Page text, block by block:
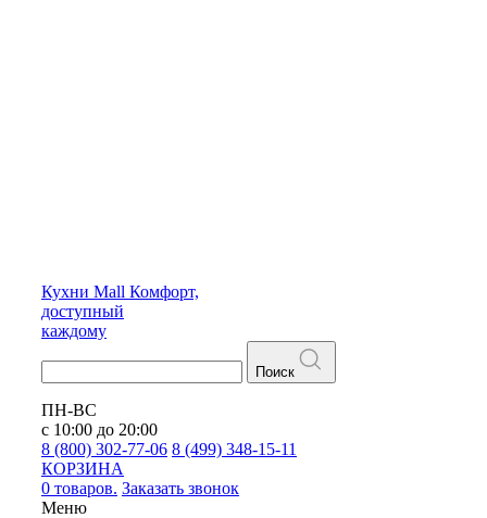
Кухни Mall Комфорт,
доступный
каждому
Поиск
ПН-ВС
с 10:00 до 20:00
8 (800) 302-77-06 8 (499) 348-15-11
КОРЗИНА
0 товаров. Заказать звонок
Меню